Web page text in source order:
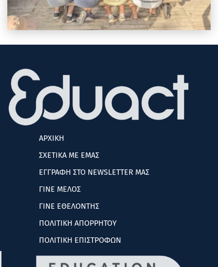
ΑΡΧΙΚΗ
ΣΧΕΤΙΚΑ ΜΕ ΕΜΑΣ
ΕΓΓΡΑΦΗ ΣΤΟ NEWSLETTER ΜΑΣ
ΓΙΝΕ ΜΕΛΟΣ
ΓΙΝΕ ΕΘΕΛΟΝΤΗΣ
ΠΟΛΙΤΙΚΗ ΑΠΟΡΡΗΤΟΥ
ΠΟΛΙΤΙΚΗ ΕΠΙΣΤΡΟΦΩΝ